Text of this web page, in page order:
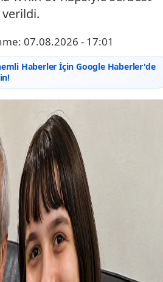
verildi.
07.08.2026 - 17:01
Haberler İçin Google Haberler'de